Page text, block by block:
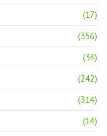
(17)
(356)
(34)
(242)
(314)
(14)